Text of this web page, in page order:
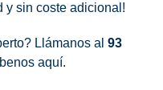
y sin coste adicional!
Llámanos al 93
aquí.